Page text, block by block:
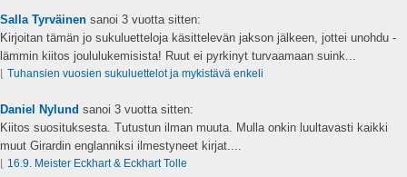
Salla Tyrväinen sanoi 3 vuotta sitten:
Kirjoitan tämän jo sukuluetteloja käsittelevän jakson jälkeen, jottei unohdu -
lämmin kiitos joululukemisista! Ruut ei pyrkinyt turvaamaan suink...
Tuhansien vuosien sukuluettelot ja mykistävä enkeli
Daniel Nylund sanoi 3 vuotta sitten:
Kiitos suosituksesta. Tutustun ilman muuta. Mulla onkin luultavasti kaikki
muut Girardin englanniksi ilmestyneet kirjat....
16.9. Meister Eckhart & Eckhart Tolle